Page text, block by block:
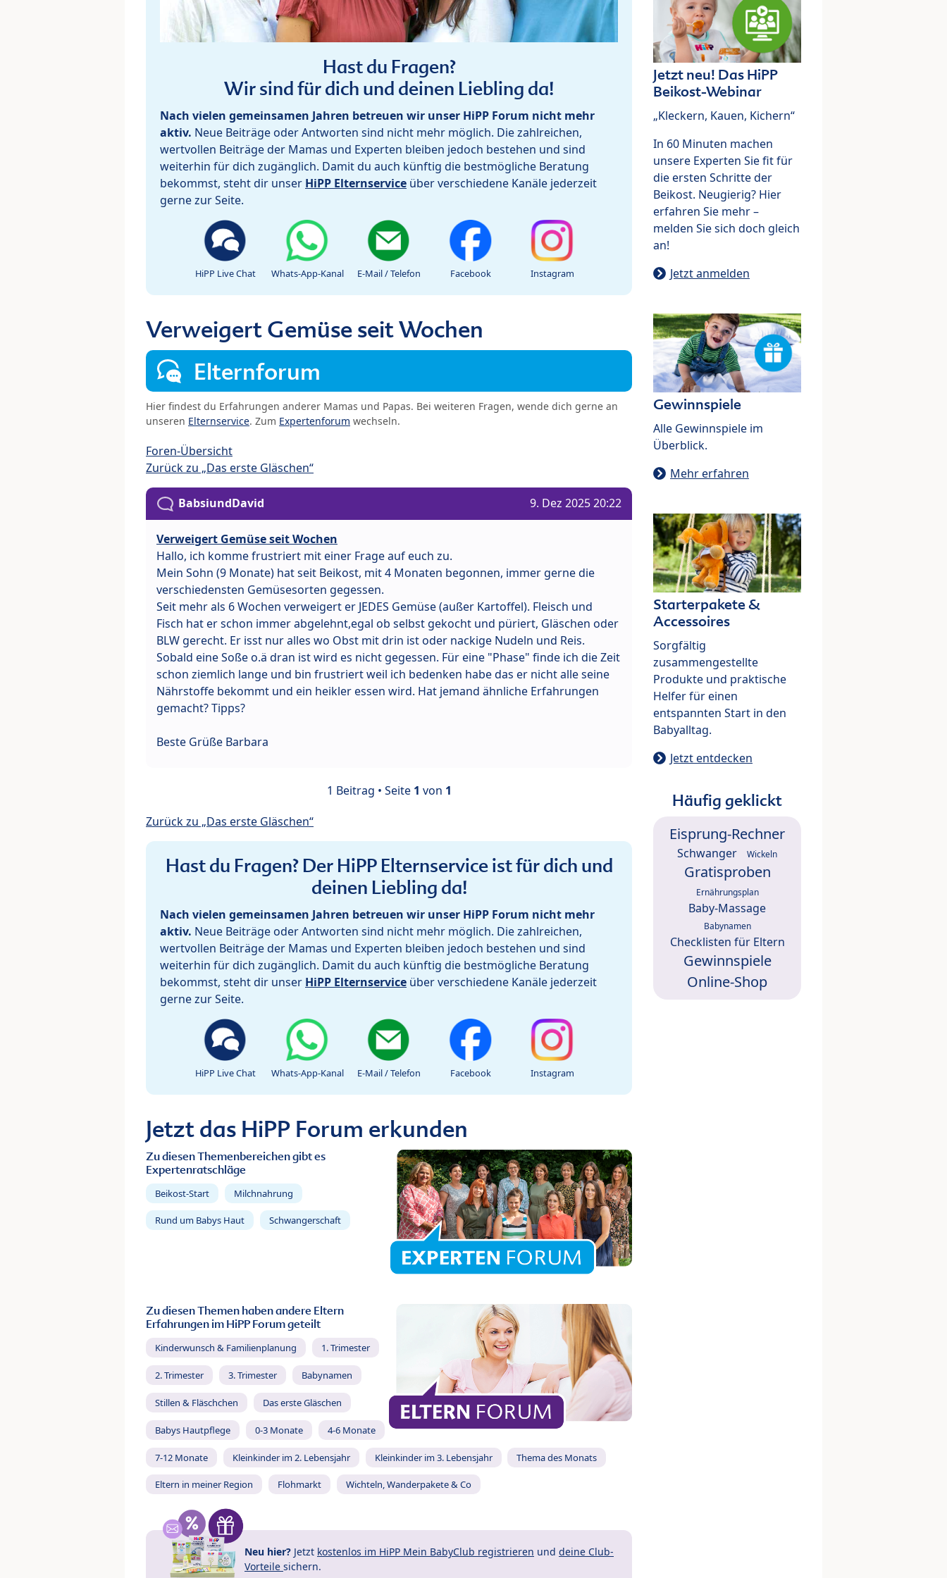
Hast du Fragen?
Wir sind für dich und deinen Liebling da!
Nach vielen gemeinsamen Jahren betreuen wir unser HiPP Forum nicht mehr
aktiv. Neue Beiträge oder Antworten sind nicht mehr möglich. Die zahlreichen,
wertvollen Beiträge der Mamas und Experten bleiben jedoch bestehen und sind
weiterhin für dich zugänglich. Damit du auch künftig die bestmögliche Beratung
bekommst, steht dir unser HiPP Elternservice über verschiedene Kanäle jederzeit
gerne zur Seite.
HiPP Live Chat Whats-App-Kanal E-Mail / Telefon Facebook Instagram
Verweigert Gemüse seit Wochen
Elternforum
Hier findest du Erfahrungen anderer Mamas und Papas. Bei weiteren Fragen, wende dich gerne an
unseren Elternservice. Zum Expertenforum wechseln.
Foren-Übersicht
Zurück zu „Das erste Gläschen“
BabsiundDavid 9. Dez 2025 20:22
Verweigert Gemüse seit Wochen
Hallo, ich komme frustriert mit einer Frage auf euch zu.
Mein Sohn (9 Monate) hat seit Beikost, mit 4 Monaten begonnen, immer gerne die
verschiedensten Gemüsesorten gegessen.
Seit mehr als 6 Wochen verweigert er JEDES Gemüse (außer Kartoffel). Fleisch und
Fisch hat er schon immer abgelehnt,egal ob selbst gekocht und püriert, Gläschen oder
BLW gerecht. Er isst nur alles wo Obst mit drin ist oder nackige Nudeln und Reis.
Sobald eine Soße o.ä dran ist wird es nicht gegessen. Für eine "Phase" finde ich die Zeit
schon ziemlich lange und bin frustriert weil ich bedenken habe das er nicht alle seine
Nährstoffe bekommt und ein heikler essen wird. Hat jemand ähnliche Erfahrungen
gemacht? Tipps?
Beste Grüße Barbara
1 Beitrag • Seite 1 von 1
Zurück zu „Das erste Gläschen“
Hast du Fragen? Der HiPP Elternservice ist für dich und
deinen Liebling da!
Nach vielen gemeinsamen Jahren betreuen wir unser HiPP Forum nicht mehr
aktiv. Neue Beiträge oder Antworten sind nicht mehr möglich. Die zahlreichen,
wertvollen Beiträge der Mamas und Experten bleiben jedoch bestehen und sind
weiterhin für dich zugänglich. Damit du auch künftig die bestmögliche Beratung
bekommst, steht dir unser HiPP Elternservice über verschiedene Kanäle jederzeit
gerne zur Seite.
HiPP Live Chat Whats-App-Kanal E-Mail / Telefon Facebook Instagram
Jetzt das HiPP Forum erkunden
Zu diesen Themenbereichen gibt es
Expertenratschläge
Beikost-Start Milchnahrung
Rund um Babys Haut Schwangerschaft
Zu diesen Themen haben andere Eltern
Erfahrungen im HiPP Forum geteilt
Kinderwunsch & Familienplanung 1. Trimester
2. Trimester 3. Trimester Babynamen
Stillen & Fläschchen Das erste Gläschen
Babys Hautpflege 0-3 Monate 4-6 Monate
7-12 Monate Kleinkinder im 2. Lebensjahr Kleinkinder im 3. Lebensjahr Thema des Monats
Eltern in meiner Region Flohmarkt Wichteln, Wanderpakete & Co
Neu hier? Jetzt kostenlos im HiPP Mein BabyClub registrieren und deine Club-
Vorteile sichern.
Jetzt neu! Das HiPP
Beikost-Webinar
„Kleckern, Kauen, Kichern“
In 60 Minuten machen
unsere Experten Sie fit für
die ersten Schritte der
Beikost. Neugierig? Hier
erfahren Sie mehr –
melden Sie sich doch gleich
an!
Jetzt anmelden
Gewinnspiele
Alle Gewinnspiele im
Überblick.
Mehr erfahren
Starterpakete &
Accessoires
Sorgfältig
zusammengestellte
Produkte und praktische
Helfer für einen
entspannten Start in den
Babyalltag.
Jetzt entdecken
Häufig geklickt
Eisprung-Rechner
Schwanger Wickeln
Gratisproben
Ernährungsplan
Baby-Massage
Babynamen
Checklisten für Eltern
Gewinnspiele
Online-Shop